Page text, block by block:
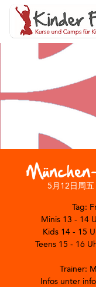
5月12日周五
Tag:
Minis 13 - 14
Kids 14 - 15
Teens 15 - 16
Trainer:
Infos unter